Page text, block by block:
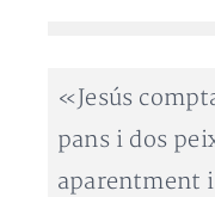
«Jesús
pans i dos
aparentment